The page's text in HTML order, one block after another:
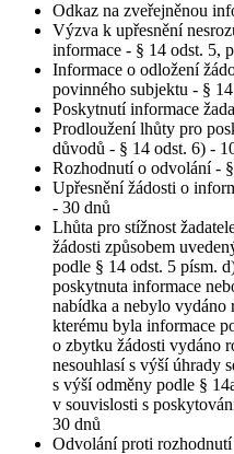
Odkaz na zveřejněnou
Výzva k upřesnění
informace - § 14 odst. 5,
Informace o odložení
povinného subjektu - §
Poskytnutí informace
Prodloužení lhůty pro
důvodů - § 14 odst. 6) -
Rozhodnutí o odvolání -
Upřesnění žádosti o
- 30 dnů
Lhůta pro stížnost
žádosti způsobem
podle § 14 odst. 5 písm.
poskytnuta informace
nabídka a nebylo vydáno
kterému byla informace
o zbytku žádosti vydáno
nesouhlasí s výší úhrady
s výší odměny podle §
v souvislosti s
30 dnů
Odvolání proti